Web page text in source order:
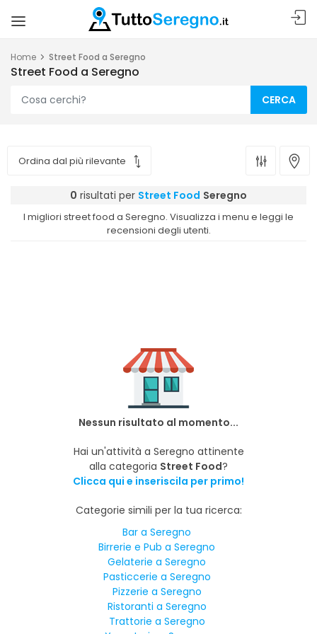
Home Street Food a Seregno
Street Food a Seregno
CERCA
0 risultati per Street Food Seregno
I migliori street food a Seregno. Visualizza i menu e leggi le
recensioni degli utenti.
Nessun risultato al momento...
Hai un'attività a Seregno attinente
alla categoria Street Food?
Clicca qui e inseriscila per primo!
Categorie simili per la tua ricerca:
Bar a Seregno
Birrerie e Pub a Seregno
Gelaterie a Seregno
Pasticcerie a Seregno
Pizzerie a Seregno
Ristoranti a Seregno
Trattorie a Seregno